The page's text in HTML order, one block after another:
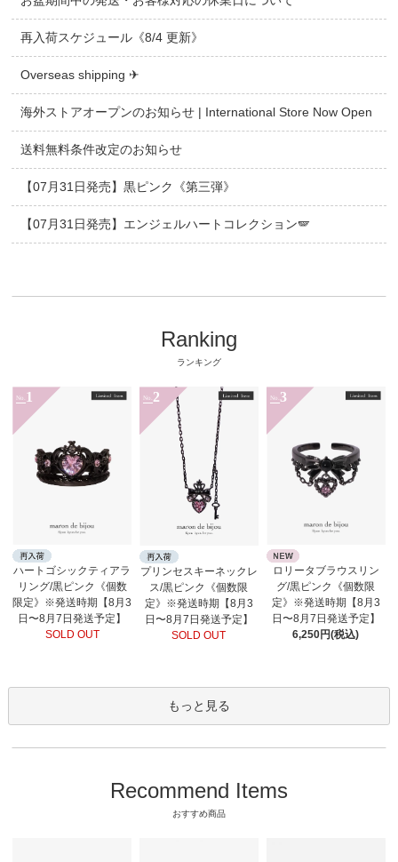
再入荷スケジュール《8/4 更新》
Overseas shipping ✈
海外ストアオープンのお知らせ | International Store Now Open
送料無料条件改定のお知らせ
【07月31日発売】黒ピンク《第三弾》
【07月31日発売】エンジェルハートコレクション🪽
Ranking
ランキング
No. 1
ハートゴシックティアラ
リング/黒ピンク《個数
限定》※発送時期【8月3
日〜8月7日発送予定】
SOLD OUT
No. 2
プリンセスキーネックレ
ス/黒ピンク《個数限
定》※発送時期【8月3
日〜8月7日発送予定】
SOLD OUT
No. 3
ロリータブラウスリン
グ/黒ピンク《個数限
定》※発送時期【8月3
日〜8月7日発送予定】
6,250円(税込)
もっと見る
Recommend Items
おすすめ商品